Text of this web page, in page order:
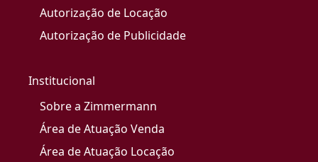
Autorização de Locação
Autorização de Publicidade
Institucional
Sobre a Zimmermann
Área de Atuação Venda
Área de Atuação Locação